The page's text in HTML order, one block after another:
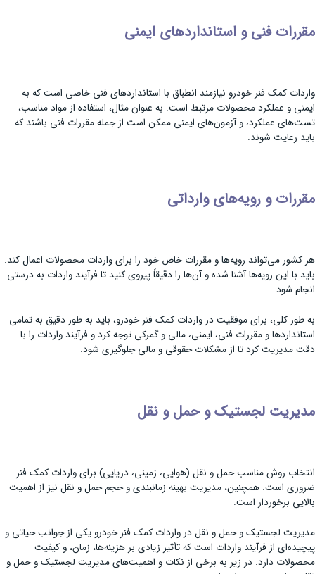
مقررات فنی و استانداردهای ایمنی
واردات کمک فنر خودرو نیازمند انطباق با استانداردهای فنی خاصی است که به
ایمنی و عملکرد محصولات مرتبط است. به عنوان مثال، استفاده از مواد مناسب،
تست‌های عملکرد، و آزمون‌های ایمنی ممکن است از جمله مقررات فنی باشند که
باید رعایت شوند.
مقررات و رویه‌های وارداتی
هر کشور می‌تواند رویه‌ها و مقررات خاص خود را برای واردات محصولات اعمال کند.
باید با این رویه‌ها آشنا شده و آن‌ها را دقیقاً پیروی کنید تا فرآیند واردات به درستی
انجام شود.
به طور کلی، برای موفقیت در واردات کمک فنر خودرو، باید به طور دقیق به تمامی
استانداردها و مقررات فنی، ایمنی، مالی و گمرکی توجه کرد و فرآیند واردات را با
دقت مدیریت کرد تا از مشکلات حقوقی و مالی جلوگیری شود.
مدیریت لجستیک و حمل و نقل
انتخاب روش مناسب حمل و نقل (هوایی، زمینی، دریایی) برای واردات کمک فنر
ضروری است. همچنین، مدیریت بهینه زمانبندی و حجم حمل و نقل نیز از اهمیت
بالایی برخوردار است.
مدیریت لجستیک و حمل و نقل در واردات کمک فنر خودرو یکی از جوانب حیاتی و
پیچیده‌ای از فرآیند واردات است که تأثیر زیادی بر هزینه‌ها، زمان، و کیفیت
محصولات دارد. در زیر به برخی از نکات و اهمیت‌های مدیریت لجستیک و حمل و